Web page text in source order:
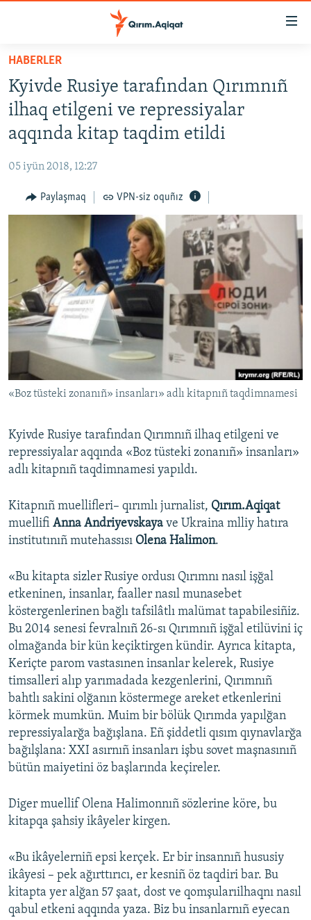
Esas
qaytmaq
Baş
navigatsiyağa
qaytmaq
Qıdıruvğa
qaytmaq
HABERLER
SİYASET
İQTİSADİYAT
MEDENİYET
İNSAN AQLARI
BLOGLAR
FİKİR
Русский
Українською
QOŞULIÑIZ!
RFE/RS bütün saytları
HABERLER
Kyivde Rusiye tarafından Qırımnıñ
ilhaq etilgeni ve repressiyalar
aqqında kitap taqdim etildi
05 iyün 2018, 12:27
Paylaşmaq VPN-siz oquñız
«Boz tüsteki zonanıñ» insanları» adlı kitapnıñ taqdimnamesi
Kyivde Rusiye tarafından Qırımnıñ ilhaq etilgeni ve
repressiyalar aqqında «Boz tüsteki zonanıñ» insanları»
adlı kitapnıñ taqdimnamesi yapıldı.
Kitapnıñ muellifleri– qırımlı jurnalist, Qırım.Aqiqat
muellifi Anna Andriyevskaya ve Ukraina mlliy hatıra
institutınıñ mutehassısı Olena Halimon.
«Bu kitapta sizler Rusiye ordusı Qırımnı nasıl işğal
etkeninen, insanlar, faaller nasıl munasebet
köstergenlerinen bağlı tafsilâtlı malümat tapabilesiñiz.
Bu 2014 senesi fevralnıñ 26-sı Qırımnıñ işğal etilüvini iç
olmağanda bir kün keçiktirgen kündir. Ayrıca kitapta,
Keriçte parom vastasınen insanlar kelerek, Rusiye
timsalleri alıp yarımadada kezgenlerini, Qırımnıñ
bahtlı sakini olğanın köstermege areket etkenlerini
körmek mumkün. Muim bir bölük Qırımda yapılğan
repressiyalarğa bağışlana. Eñ şiddetli qısım qıynavlarğa
bağılşlana: XXI asırnıñ insanları işbu sovet maşnasınıñ
bütün maiyetini öz başlarında keçireler.
Diger muellif Olena Halimonnıñ sözlerine köre, bu
kitapqa şahsiy ikâyeler kirgen.
«Bu ikâyelerniñ epsi kerçek. Er bir insannıñ hususiy
ikâyesi – pek ağırttırıcı, er kesniñ öz taqdiri bar. Bu
kitapta yer alğan 57 şaat, dost ve qomşularıilhaqnı nasıl
qabul etkeni aqqında yaza. Biz bu insanlarnıñ eyecan